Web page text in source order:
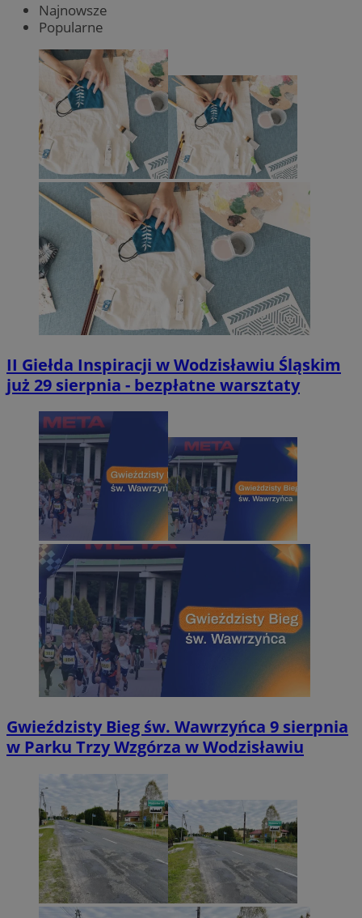
Najnowsze
Popularne
II Giełda Inspiracji w Wodzisławiu Śląskim
już 29 sierpnia - bezpłatne warsztaty
Gwieździsty Bieg św. Wawrzyńca 9 sierpnia
w Parku Trzy Wzgórza w Wodzisławiu